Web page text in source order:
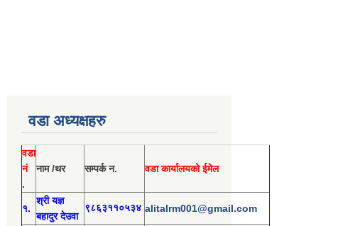
वडा अध्यक्षहरु
वडा
नं
.
नाम /थर सम्पर्क न. वडा कार्यालयको ईमेल
१.
श्री यज्ञ
बहादुर देउवा
९८६३११०५३४ alitalrm001@gmail.com